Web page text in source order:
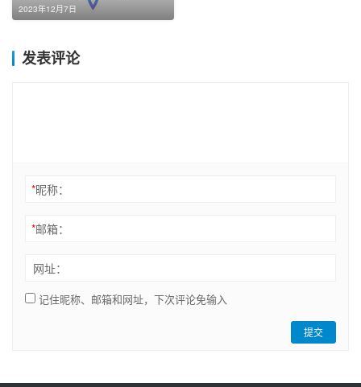
2023年12月7日
发表评论
*昵称：
*邮箱：
网址：
记住昵称、邮箱和网址，下次评论免输入
提交